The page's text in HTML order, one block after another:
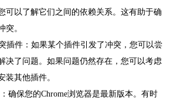
可以了解它们之间的依赖关系。这有助于确
突。
插件：如果某个插件引发了冲突，您可以尝
决了问题。如果问题仍然存在，您可以考虑
装其他插件。
确保您的Chrome浏览器是最新版本。有时